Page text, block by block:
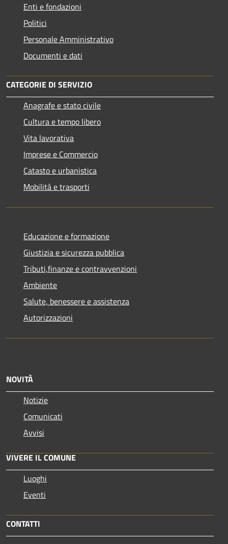
Enti e fondazioni
Politici
Personale Amministrativo
Documenti e dati
CATEGORIE DI SERVIZIO
Anagrafe e stato civile
Cultura e tempo libero
Vita lavorativa
Imprese e Commercio
Catasto e urbanistica
Mobilità e trasporti
Educazione e formazione
Giustizia e sicurezza pubblica
Tributi,finanze e contravvenzioni
Ambiente
Salute, benessere e assistenza
Autorizzazioni
NOVITÀ
Notizie
Comunicati
Avvisi
VIVERE IL COMUNE
Luoghi
Eventi
CONTATTI